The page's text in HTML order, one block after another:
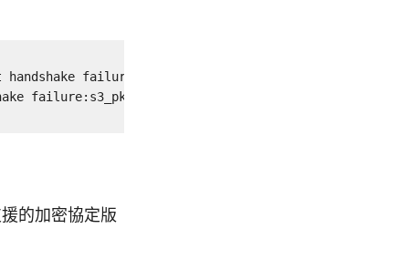
handshake failure:s3_pkt.c:1275:SSL alert number 40
failure:s3_pkt.c:598:
的加密協定版